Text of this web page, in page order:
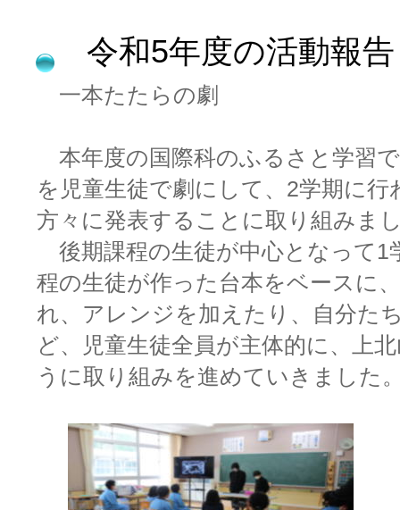
令和5年度の活動報告
一本たたらの劇
本年度の国際科のふるさと学習
を児童生徒で劇にして、 2学期に行
方々に発表することに取り組みま
後期課程の生徒が中心となって 1
程の生徒が作った台本をベースに
れ、アレンジを加えたり、自分た
ど、児童生徒全員が主体的に、上
うに取り組みを進めていきました